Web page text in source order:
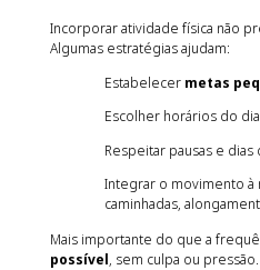
Incorporar atividade física não
Algumas estratégias ajudam:
Estabelecer metas
Escolher horários do
Respeitar pausas e dias
Integrar o movimento à
caminhadas,
Mais importante do que a
possível, sem culpa ou pressão.